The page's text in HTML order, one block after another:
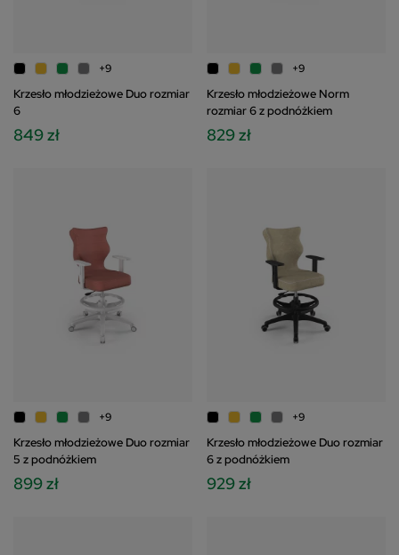
+9
Krzesło młodzieżowe Duo rozmiar
6
849 zł
+9
Krzesło młodzieżowe Norm
rozmiar 6 z podnóżkiem
829 zł
+9
Krzesło młodzieżowe Duo rozmiar
5 z podnóżkiem
899 zł
+9
Krzesło młodzieżowe Duo rozmiar
6 z podnóżkiem
929 zł